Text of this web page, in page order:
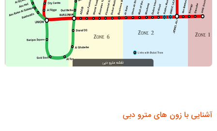
آشنایی با زون های مترو دبی